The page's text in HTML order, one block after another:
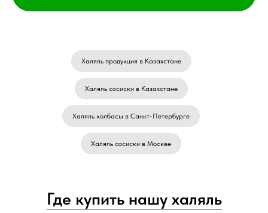
Халяль продукция в Казахстане
Халяль сосиски в Казахстане
Халяль колбасы в Санкт-Петербурге
Халяль сосиски в Москве
Где купить нашу халяль